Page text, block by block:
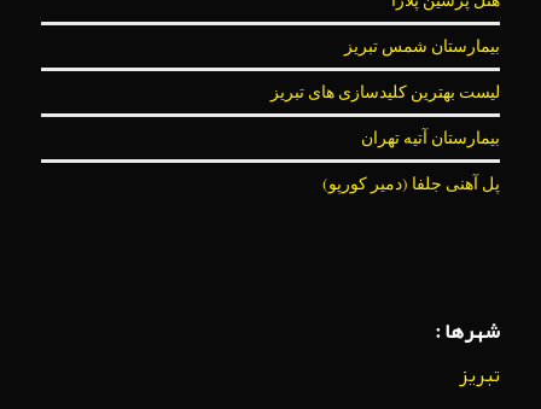
بیمارستان شمس تبریز
لیست بهترین کلیدسازی های تبریز
بیمارستان آتیه تهران
پل آهنی جلفا (دمیر کورپو)
شهرها :
تبریز